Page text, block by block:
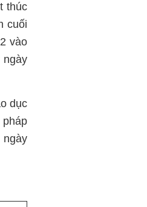
thúc
cuối
vào
ngày
dục